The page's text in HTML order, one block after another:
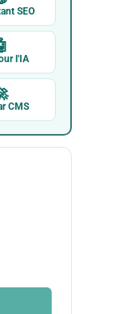
SEO
l'IA
CMS